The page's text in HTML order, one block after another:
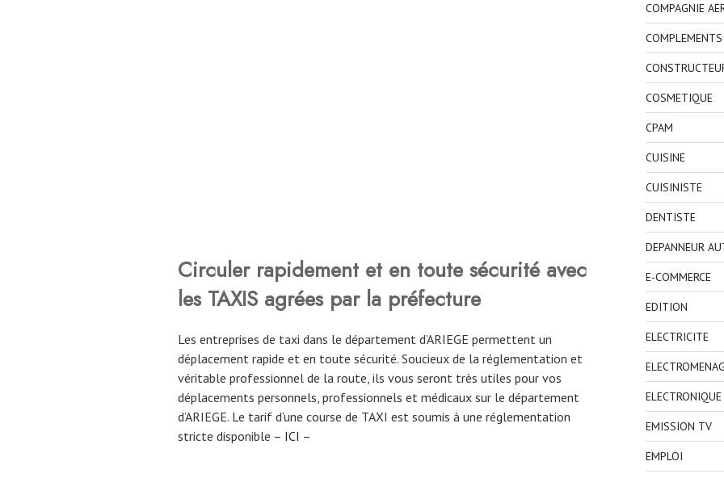
Circuler rapidement et en toute sécurité avec
les TAXIS agrées par la préfecture
Les entreprises de taxi dans le département d’ARIEGE permettent un
déplacement rapide et en toute sécurité. Soucieux de la réglementation et
véritable professionnel de la route, ils vous seront très utiles pour vos
déplacements personnels, professionnels et médicaux sur le département
d’ARIEGE. Le tarif d’une course de TAXI est soumis à une réglementation
stricte disponible – ICI –
COMPAGNIE
COSMETIQUE
CPAM
CUISINE
CUISINISTE
DENTISTE
DEPANNEUR
E-COMMERCE
EDITION
ELECTRICITE
EMISSION TV
EMPLOI